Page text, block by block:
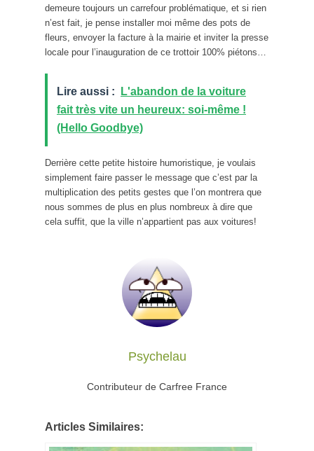
demeure toujours un carrefour problématique, et si rien
n’est fait, je pense installer moi même des pots de
fleurs, envoyer la facture à la mairie et inviter la presse
locale pour l’inauguration de ce trottoir 100% piétons…
Lire aussi :
L'abandon de la voiture
fait très vite un heureux: soi-même !
(Hello Goodbye)
Derrière cette petite histoire humoristique, je voulais
simplement faire passer le message que c’est par la
multiplication des petits gestes que l’on montrera que
nous sommes de plus en plus nombreux à dire que
cela suffit, que la ville n’appartient pas aux voitures!
Psychelau
Contributeur de Carfree France
Articles Similaires: